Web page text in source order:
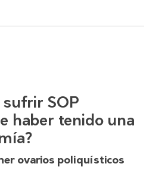
sufrir SOP
haber tenido una
ovarios poliquísticos